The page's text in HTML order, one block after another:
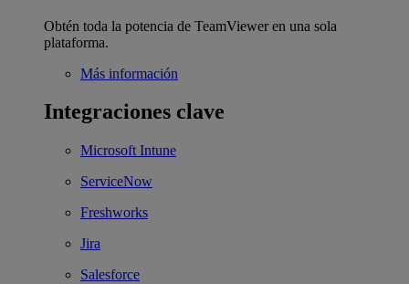
Obtén toda la potencia de TeamViewer en una sola
plataforma.
Más información
Integraciones clave
Microsoft Intune
ServiceNow
Freshworks
Jira
Salesforce